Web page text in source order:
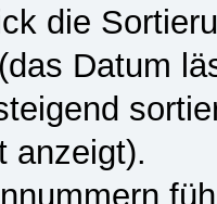
die
Datum
anzeigt).